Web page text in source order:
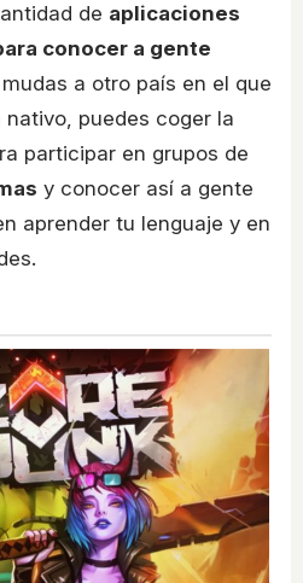
de aplicaciones
conocer a gente
a otro país en el que
puedes coger la
participar en grupos de
y conocer así a gente
aprender tu lenguaje y en